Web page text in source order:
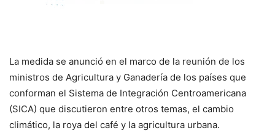
La medida se anunció en el marco de la reunión de los
ministros de Agricultura y Ganadería de los países que
conforman el Sistema de Integración Centroamericana
(SICA) que discutieron entre otros temas, el cambio
climático, la roya del café y la agricultura urbana.